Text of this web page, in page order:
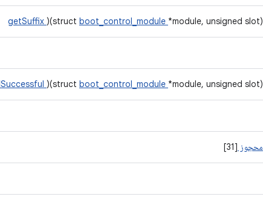
getSuffix )(struct boot_control_module *module, unsigned slot)
)(struct boot_control_module *module, unsigned slot)
محجوز [31]